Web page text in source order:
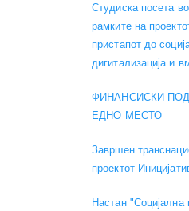
Студиска посета
рамките на
пристапот до
дигитализација и
ФИНАНСИСКИ
ЕДНО МЕСТО
Завршен
проектот
Настан "Социјална